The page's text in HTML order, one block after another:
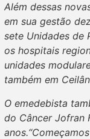
Além dessas
em sua gestão
sete Unidades de
os hospitais
unidades
também em
O emedebista
do Câncer Jofran